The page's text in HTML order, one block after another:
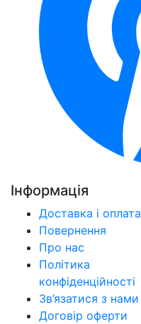
Інформація
Доставка і оплата
Повернення
Про нас
Політика
конфіденційності
Зв’язатися з нами
Договір оферти